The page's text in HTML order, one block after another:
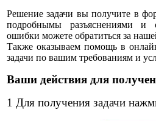
Решение задачи вы получите в
подробнымы разъяснениями и
ошибки можете обратиться за
Также оказываем помощь в
задачи по вашим требованиям и
Ваши действия для
1 Для получения задачи